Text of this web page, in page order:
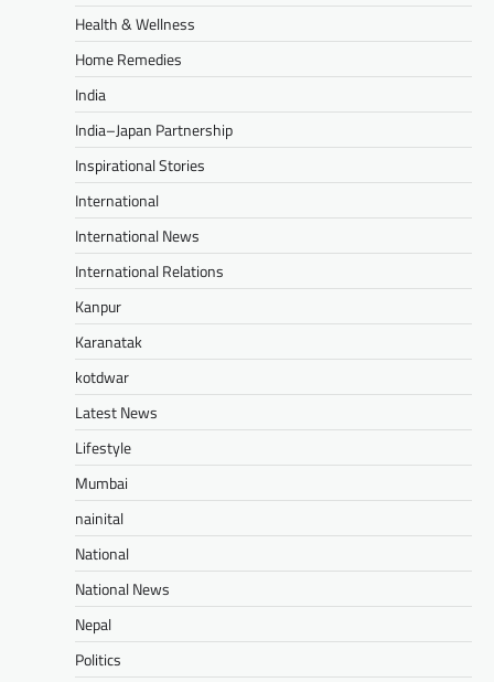
Health & Wellness
Home Remedies
India
India–Japan Partnership
Inspirational Stories
International
International News
International Relations
Kanpur
Karanatak
kotdwar
Latest News
Lifestyle
Mumbai
nainital
National
National News
Nepal
Politics